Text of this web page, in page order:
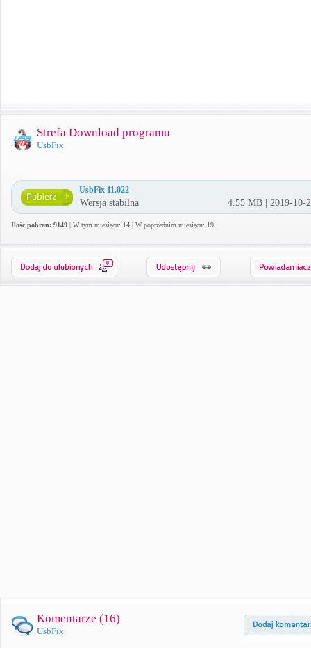
Strefa Download programu
UsbFix
UsbFix 11.022
Wersja stabilna 4.55 MB | 2019-10-
Ilość pobrań: 9149 | W tym miesiącu: 14 | W poprzednim miesiącu: 19
0
Komentarze (16)
UsbFix